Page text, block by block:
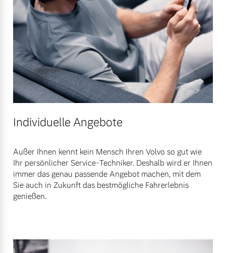
Individuelle Angebote
Außer Ihnen kennt kein Mensch Ihren Volvo so gut wie
Ihr persönlicher Service-Techniker. Deshalb wird er Ihnen
immer das genau passende Angebot machen, mit dem
Sie auch in Zukunft das bestmögliche Fahrerlebnis
genießen.